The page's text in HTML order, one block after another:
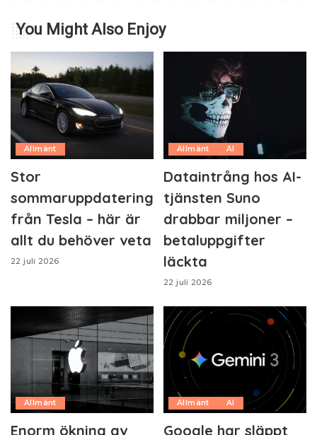
You Might Also Enjoy
Allmänt
Stor
sommaruppdatering
från Tesla – här är
allt du behöver veta
22 juli 2026
Allmänt AI
Dataintrång hos AI-
tjänsten Suno
drabbar miljoner –
betaluppgifter
läckta
22 juli 2026
Allmänt
Enorm ökning av
Allmänt AI
Google har släppt